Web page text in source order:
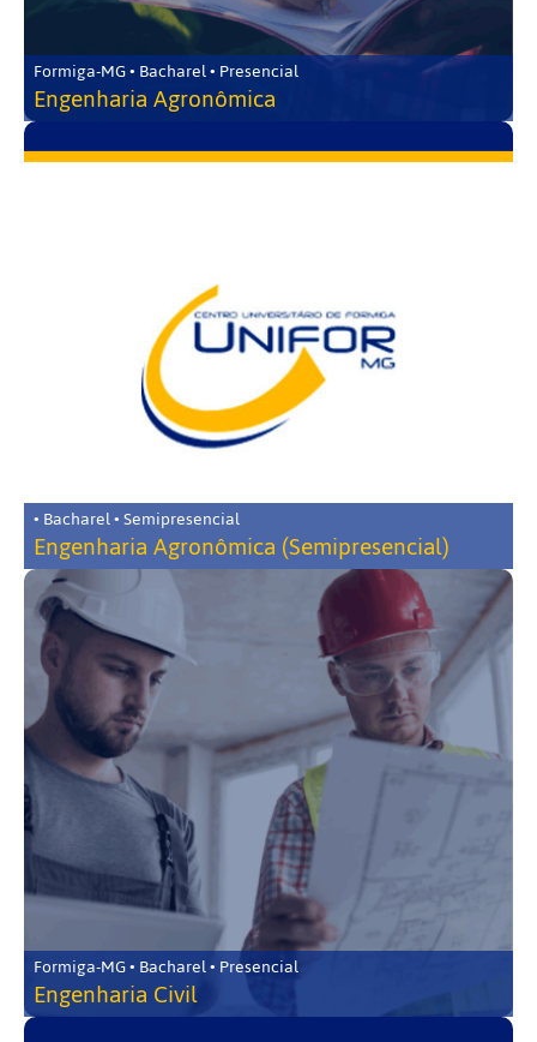
Formiga-MG • Bacharel • Presencial
Engenharia Agronômica
• Bacharel • Semipresencial
Engenharia Agronômica (Semipresencial)
Formiga-MG • Bacharel • Presencial
Engenharia Civil